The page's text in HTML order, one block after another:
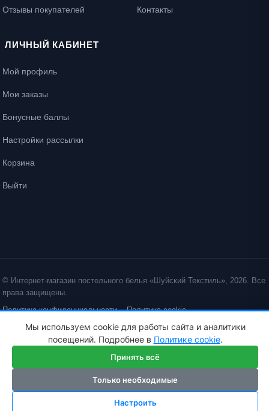
Отзывы покупателей Контакты
ЛИЧНЫЙ КАБИНЕТ
Мой профиль
Мои заказы
Бонусные баллы
Настройки рассылки
Корзина
Выйти
© Интернет-магазин постельного белья «Шуйский Текстиль», 2026. Все
права защищены.
Политика конфиденциальности
Политика cookie
ID: crt cst ·Мы используем cookie для работы сайта и аналитики
посещений. Подробнее в Политике cookie.
Принять всё
Только необходимые
Настроить